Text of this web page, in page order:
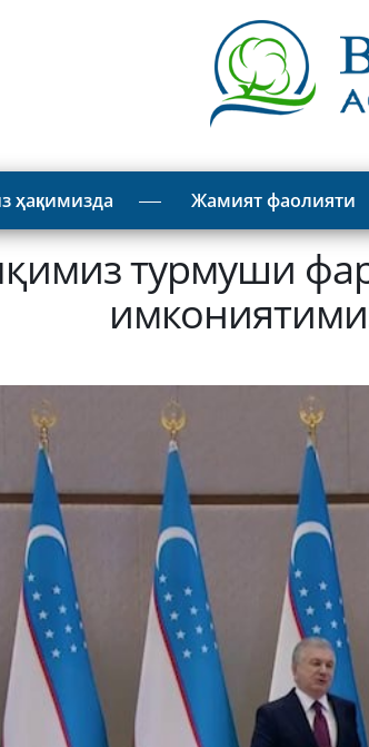
ҳақимизда Жамият фаолияти
турмуши